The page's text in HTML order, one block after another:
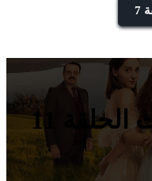
مسلسل ثلاث اخوات الحلقة 11